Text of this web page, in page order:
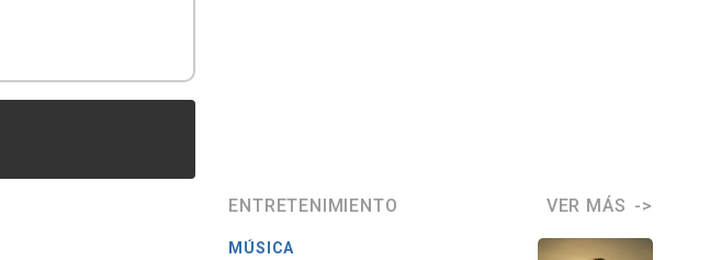
ENTRETENIMIENTO VER MÁS
MÚSICA